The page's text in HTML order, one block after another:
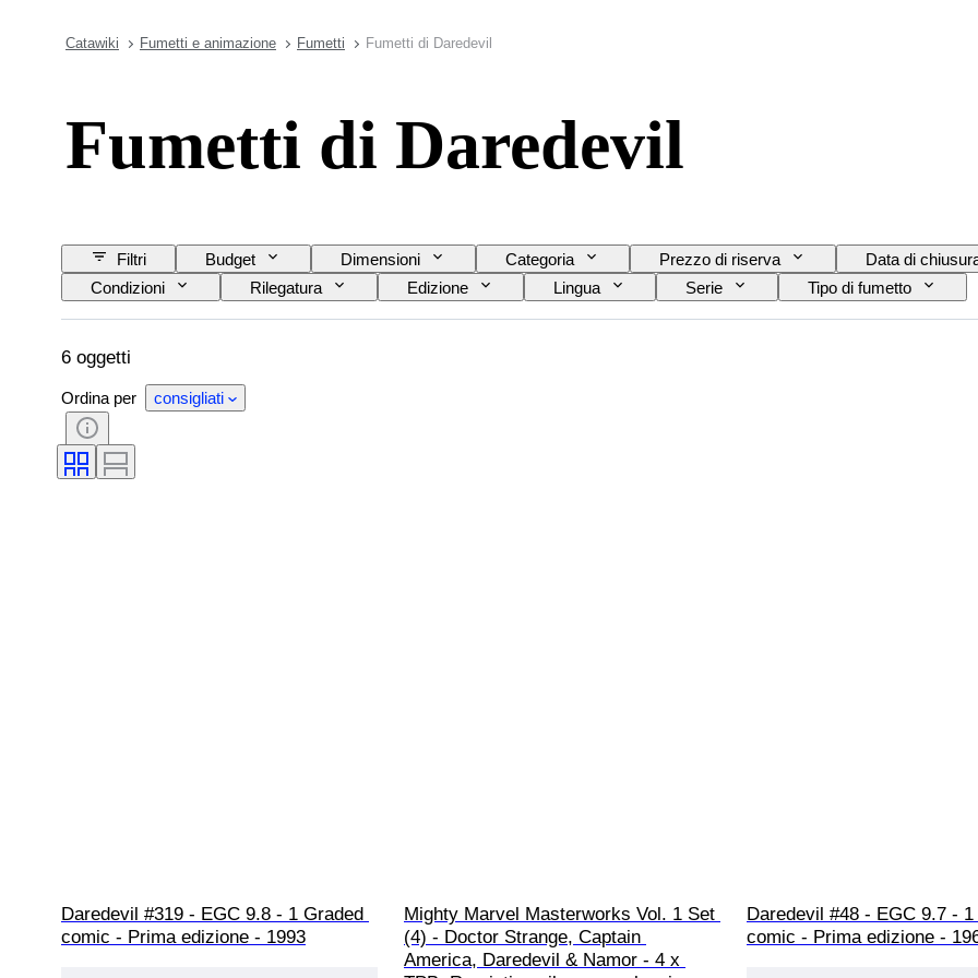
Catawiki Fumetti e animazione Fumetti Fumetti di Daredevil
Fumetti di Daredevil
Filtri Budget Dimensioni Categoria Prezzo di riserva
Data di
Condizioni
Rilegatura Edizione Lingua Serie Tipo di fumetto
6 oggetti
Ordina per consigliati
Daredevil #319 - EGC 9.8 - 1 Graded
comic - Prima edizione - 1993
Mighty Marvel Masterworks Vol. 1 Set
(4) - Doctor Strange, Captain
America, Daredevil & Namor - 4 x
Daredevil #48 - EGC 9.7 -
comic - Prima edizione -